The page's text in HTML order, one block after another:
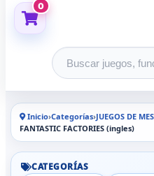
0
Buscar productos
Inicio›Categorías›JUEGOS DE
FANTASTIC FACTORIES (ingles)
CATEGORÍAS